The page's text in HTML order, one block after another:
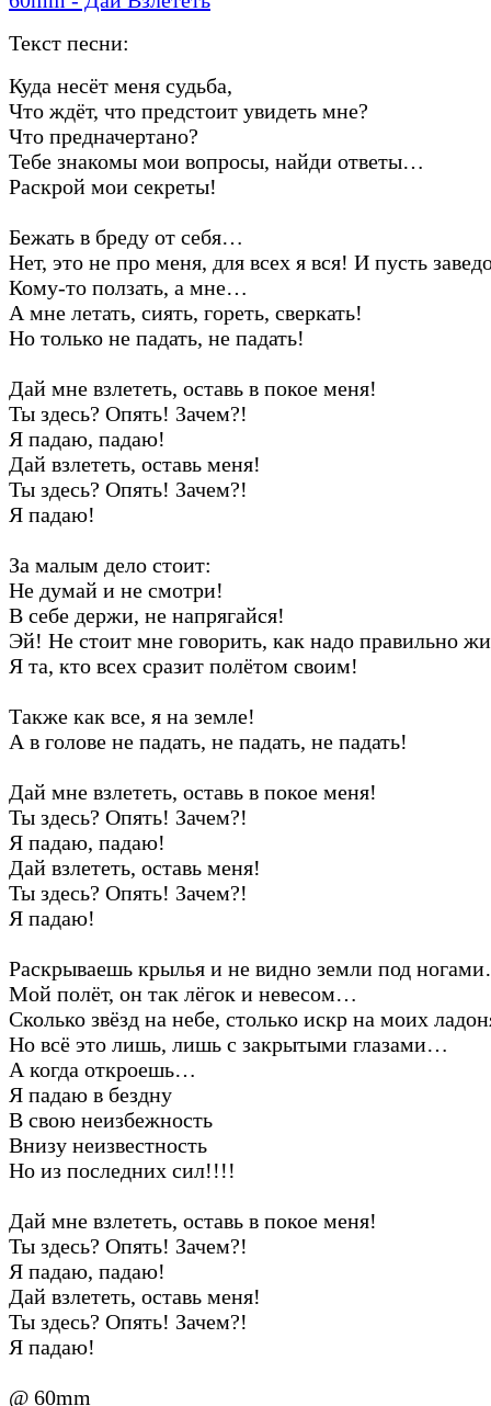
Текст песни:
Куда несёт меня судьба,
Что ждёт, что предстоит увидеть мне?
Что предначертано?
Тебе знакомы мои вопросы, найди ответы…
Раскрой мои секреты!
Бежать в бреду от себя…
Нет, это не про меня, для всех я вся! И пусть
Кому-то ползать, а мне…
А мне летать, сиять, гореть, сверкать!
Но только не падать, не падать!
Дай мне взлететь, оставь в покое меня!
Ты здесь? Опять! Зачем?!
Я падаю, падаю!
Дай взлететь, оставь меня!
Ты здесь? Опять! Зачем?!
Я падаю!
За малым дело стоит:
Не думай и не смотри!
В себе держи, не напрягайся!
Эй! Не стоит мне говорить, как надо правильно
Я та, кто всех сразит полётом своим!
Также как все, я на земле!
А в голове не падать, не падать, не падать!
Дай мне взлететь, оставь в покое меня!
Ты здесь? Опять! Зачем?!
Я падаю, падаю!
Дай взлететь, оставь меня!
Ты здесь? Опять! Зачем?!
Я падаю!
Раскрываешь крылья и не видно земли под
Мой полёт, он так лёгок и невесом…
Сколько звёзд на небе, столько искр на моих
Но всё это лишь, лишь с закрытыми глазами…
А когда откроешь…
Я падаю в бездну
В свою неизбежность
Внизу неизвестность
Но из последних сил!!!!
Дай мне взлететь, оставь в покое меня!
Ты здесь? Опять! Зачем?!
Я падаю, падаю!
Дай взлететь, оставь меня!
Ты здесь? Опять! Зачем?!
Я падаю!
@ 60mm